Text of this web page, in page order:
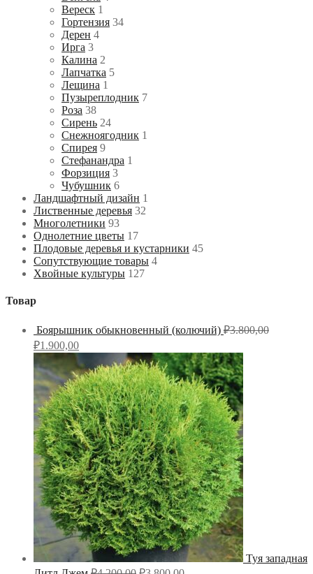
Вереск 1
Гортензия 34
Дерен 4
Ирга 3
Калина 2
Лапчатка 5
Лещина 1
Пузыреплодник 7
Роза 38
Сирень 24
Снежноягодник 1
Спирея 9
Стефанандра 1
Форзиция 3
Чубушник 6
Ландшафтный дизайн 1
Лиственные деревья 32
Многолетники 93
Однолетние цветы 17
Плодовые деревья и кустарники 45
Сопутствующие товары 4
Хвойные культуры 127
Товар
Боярышник обыкновенный (колючий) ₽3.800,00
₽1.900,00
Туя западная